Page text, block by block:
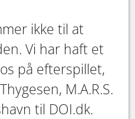
ikke til at
Vi har haft et
på efterspillet,
M.A.R.S.
til DOI.dk.